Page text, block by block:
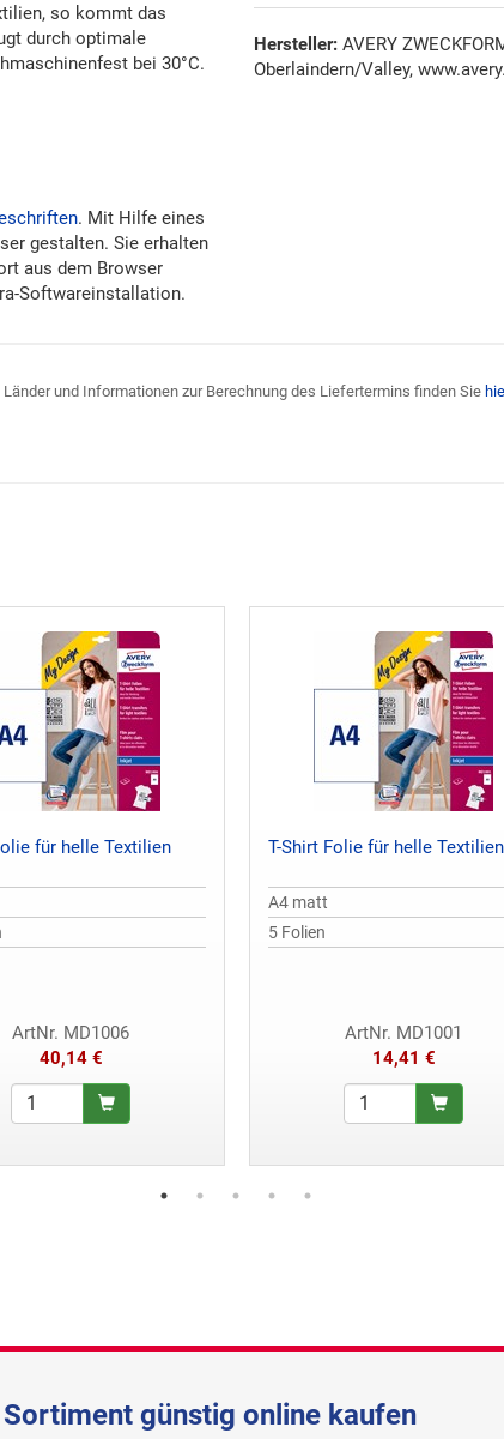
so kommt das
durch optimale
bei 30°C.
. Mit Hilfe eines
gestalten. Sie erhalten
aus dem Browser
Softwareinstallation.
Hersteller: AVERY
Oberlaindern/Valley,
und Informationen zur Berechnung des Liefertermins finden Sie
für helle Textilien
ArtNr. MD1006
40,14 €
T-Shirt Folie für helle Textilien
A4 matt
5 Folien
ArtNr. MD1001
14,41 €
günstig online kaufen